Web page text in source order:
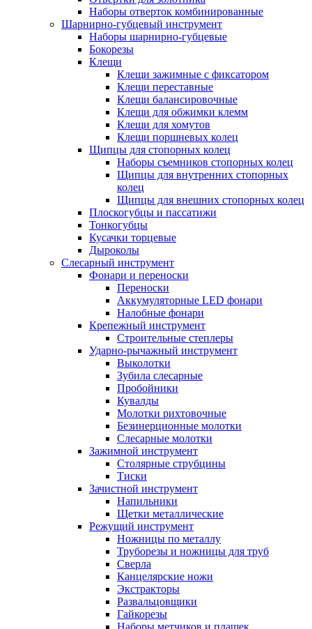
Наборы отверток комбинированные
Шарнирно-губцевый инструмент
Наборы шарнирно-губцевые
Бокорезы
Клещи
Клещи зажимные с фиксатором
Клещи переставные
Клещи балансировочные
Клещи для обжимки клемм
Клещи для хомутов
Клещи поршневых колец
Щипцы для стопорных колец
Наборы съемников стопорных колец
Щипцы для внутренних стопорных
колец
Щипцы для внешних стопорных колец
Плоскогубцы и пассатижи
Тонкогубцы
Кусачки торцевые
Дыроколы
Слесарный инструмент
Фонари и переноски
Переноски
Аккумуляторные LED фонари
Налобные фонари
Крепежный инструмент
Строительные степлеры
Ударно-рычажный инструмент
Выколотки
Зубила слесарные
Пробойники
Кувалды
Молотки рихтовочные
Безинерционные молотки
Слесарные молотки
Зажимной инструмент
Столярные струбцины
Тиски
Зачистной инструмент
Напильники
Щетки металлические
Режущий инструмент
Ножницы по металлу
Труборезы и ножницы для труб
Сверла
Канцелярские ножи
Экстракторы
Развальцовщики
Гайкорезы
Наборы метчиков и плашек